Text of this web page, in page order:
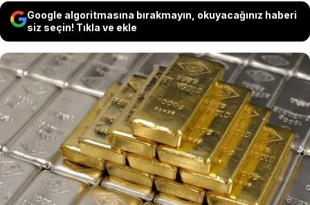
Google algoritmasına bırakmayın, okuyacağınız haberi
siz seçin! Tıkla ve ekle
Orta Doğu’daki savaşın küresel enflasyon riskini
artırması ve merkez bankalarının sıkı para
politikalarını sürdüreceği beklentisi, değerli
metalleri baskıladı. Altının ons fiyatı yüzde 2’yi
aşan düşüşle son bir ayın en düşük seviyesine
inerken, gümüşte kayıp yüzde 6’yı geçti.